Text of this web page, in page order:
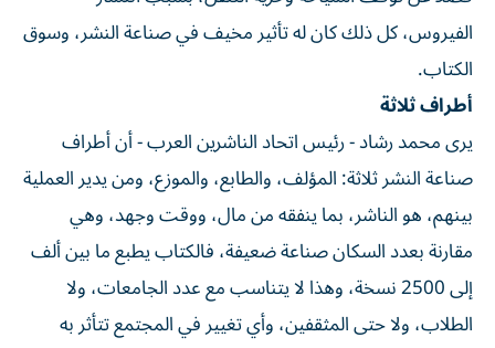
الفيروس، كل ذلك كان له تأثير مخيف في صناعة النشر، وسوق
الكتاب.
أطراف ثلاثة
يرى محمد رشاد - رئيس اتحاد الناشرين العرب - أن أطراف
صناعة النشر ثلاثة: المؤلف، والطابع، والموزع، ومن يدير العملية
بينهم، هو الناشر، بما ينفقه من مال، ووقت وجهد، وهي
مقارنة بعدد السكان صناعة ضعيفة، فالكتاب يطبع ما بين ألف
إلى 2500 نسخة، وهذا لا يتناسب مع عدد الجامعات، ولا
الطلاب، ولا حتى المثقفين، وأي تغيير في المجتمع تتأثر به